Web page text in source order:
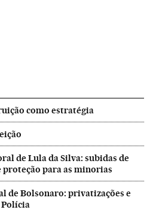
como estratégia
de Lula da Silva: subidas de
para as minorias
de Bolsonaro: privatizações e